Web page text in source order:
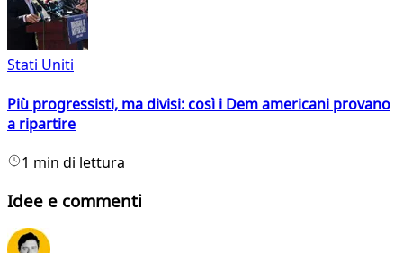
Stati Uniti
Più progressisti, ma divisi: così i Dem americani provano
a ripartire
1 min di lettura
Idee e commenti